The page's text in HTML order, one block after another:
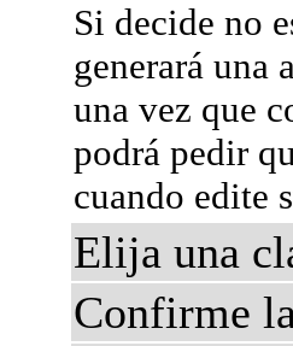
Si decide no
generará una
una vez que
podrá pedir
cuando edite
Elija una
Confirme